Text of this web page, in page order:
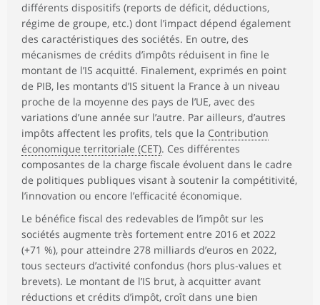
différents dispositifs (reports de déficit, déductions,
régime de groupe, etc.) dont l’impact dépend également
des caractéristiques des sociétés. En outre, des
mécanismes de crédits d’impôts réduisent in fine le
montant de l’IS acquitté. Finalement, exprimés en point
de PIB, les montants d’IS situent la France à un niveau
proche de la moyenne des pays de l’UE, avec des
variations d’une année sur l’autre. Par ailleurs, d’autres
impôts affectent les profits, tels que la Contribution
économique territoriale (CET). Ces différentes
composantes de la charge fiscale évoluent dans le cadre
de politiques publiques visant à soutenir la compétitivité,
l’innovation ou encore l’efficacité économique.
Le bénéfice fiscal des redevables de l’impôt sur les
sociétés augmente très fortement entre 2016 et 2022
(+71 %), pour atteindre 278 milliards d’euros en 2022,
tous secteurs d’activité confondus (hors plus-values et
brevets). Le montant de l’IS brut, à acquitter avant
réductions et crédits d’impôt, croît dans une bien